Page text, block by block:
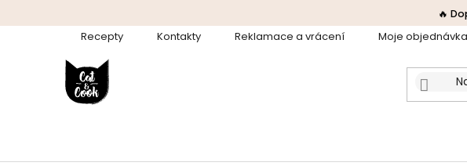
na
🔥
Recepty Kontakty Reklamace a vrácení Moje objednávka